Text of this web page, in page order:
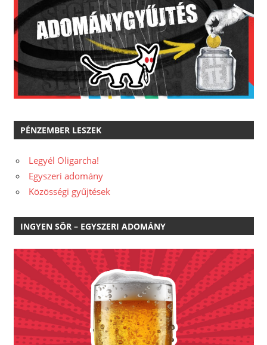
PÉNZEMBER LESZEK
Legyél Oligarcha!
Egyszeri adomány
Közösségi gyűjtések
INGYEN SÖR – EGYSZERI ADOMÁNY